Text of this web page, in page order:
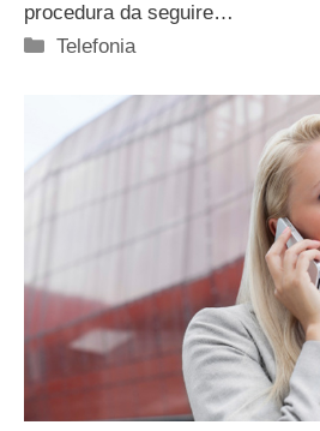
procedura da seguire…
Categorie
Telefonia